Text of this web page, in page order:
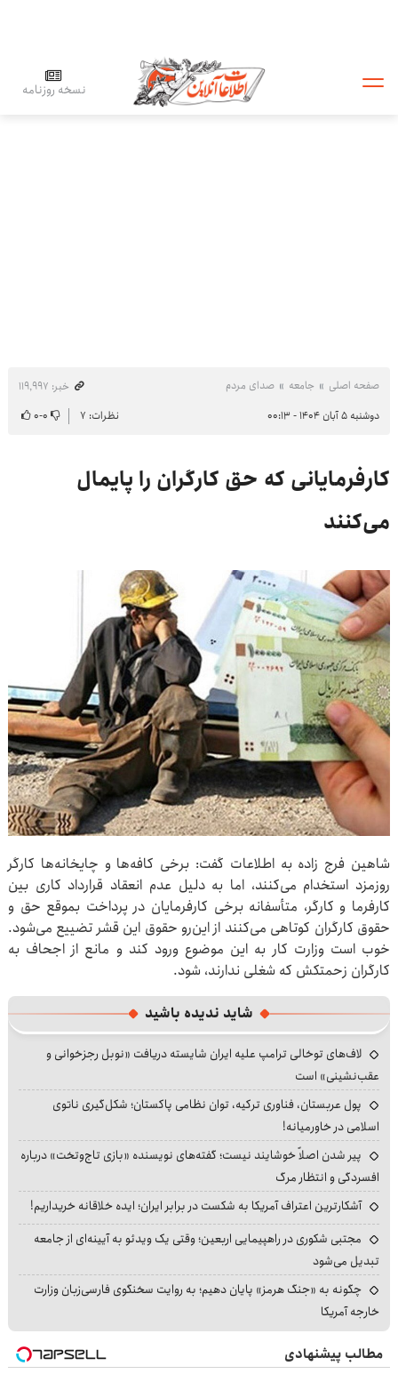
نسخه روزنامه
صفحه اصلی جامعه صدای مردم
خبر: ۱۱۹٬۹۹۷
دوشنبه ۵ آبان ۱۴۰۴ - ۰۰:۱۳
نظرات: ۷ ۰-۰
کارفرمایانی که حق کارگران را پایمال
می‌کنند
شاهین فرج زاده به اطلاعات گفت: برخی کافه‌ها و چایخانه‌ها کارگر
روزمزد استخدام می‌کنند، اما به دلیل عدم انعقاد قرارداد کاری بین
کارفرما و کارگر، متأسفانه برخی کارفرمایان در پرداخت بموقع حق و
حقوق کارگران کوتاهی می‌کنند از این‌رو حقوق این قشر تضییع می‌شود.
خوب است وزارت کار به این موضوع ورود کند و مانع از اجحاف به
کارگران زحمتکش که شغلی ندارند، شود.
شاید ندیده باشید
لاف‌های توخالی ترامپ علیه ایران شایسته دریافت «نوبل رجزخوانی و
عقب‌نشینی» است
پول عربستان، فناوری ترکیه، توان نظامی پاکستان؛ شکل‌گیری ناتوی
اسلامی در خاورمیانه!
پیر شدن اصلاً خوشایند نیست؛ گفته‌های نویسنده «بازی تاج‌وتخت» درباره
افسردگی و انتظار مرگ
آشکارترین اعتراف آمریکا به شکست در برابر ایران؛ ایده خلاقانه خریداریم!
مجتبی شکوری در راهپیمایی اربعین؛ وقتی یک ویدئو به آیینه‌ای از جامعه
تبدیل می‌شود
چگونه به «جنگ هرمز» پایان دهیم؛ به روایت سخنگوی فارسی‌زبان وزارت
خارجه آمریکا
مطالب پیشنهادی